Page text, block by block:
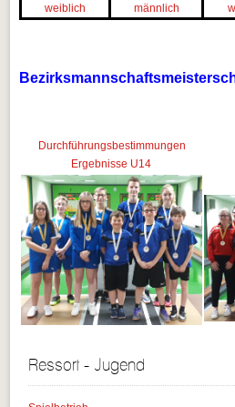
weiblich
männlich
Durchführungsbestimmungen
Ergebnisse U14
Ressort - Jugend